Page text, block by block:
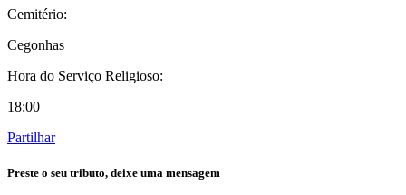
Cemitério:
Cegonhas
Hora do Serviço Religioso:
18:00
Partilhar
Preste o seu tributo, deixe uma mensagem